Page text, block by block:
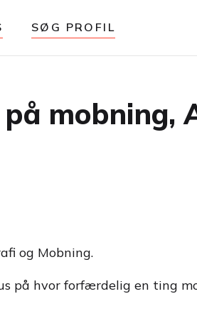
SØG PROFIL
mobning,
og Mobning.
på hvor forfærdelig en ting